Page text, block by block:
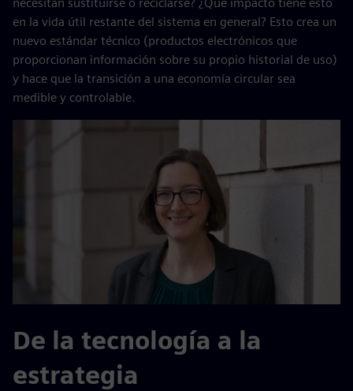
en la vida útil restante del sistema en general? Esto crea un
nuevo estándar técnico (productos electrónicos que
proporcionan información sobre su propio historial de uso)
y hace que la transición a una economía circular sea
medible y controlable.
De la tecnología a la
estrategia